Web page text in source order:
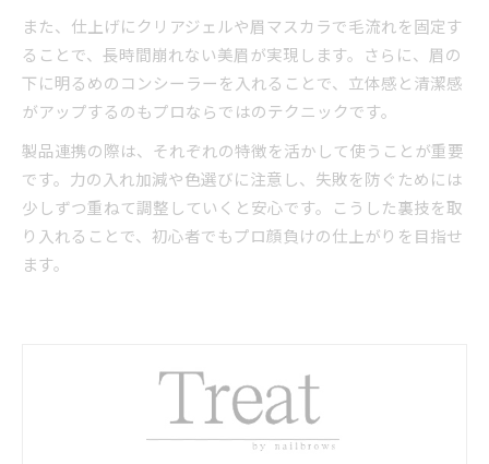
また、仕上げにクリアジェルや眉マスカラで毛流れを固定す
ることで、長時間崩れない美眉が実現します。さらに、眉の
下に明るめのコンシーラーを入れることで、立体感と清潔感
がアップするのもプロならではのテクニックです。
製品連携の際は、それぞれの特徴を活かして使うことが重要
です。力の入れ加減や色選びに注意し、失敗を防ぐためには
少しずつ重ねて調整していくと安心です。こうした裏技を取
り入れることで、初心者でもプロ顔負けの仕上がりを目指せ
ます。